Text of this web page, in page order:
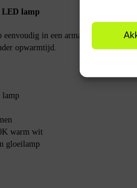
LED lamp
eenvoudig in een armatuur met E27
opwarmtijd.
lamp
warm wit
gloeilamp